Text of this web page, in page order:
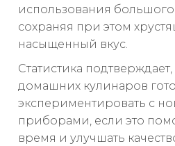
использования большого
сохраняя при этом
насыщенный вкус.
Статистика
домашних кулинаров
экспериментировать с
приборами, если это
время и улучшать